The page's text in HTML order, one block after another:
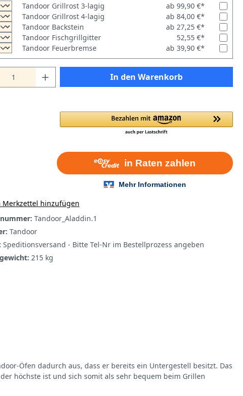
Tandoor Grillrost 3-lagig
ab 99,90 €*
Tandoor Grillrost 4-lagig
ab 84,00 €*
Tandoor Backstein
ab 27,25 €*
Tandoor Fischgrillgitter
52,55 €*
Tandoor Feuerbremse
ab 39,90 €*
In den Warenkorb
Merkzettel hinzufügen
Tandoor_Aladdin.1
Tandoor
Speditionsversand - Bitte Tel-Nr im Bestellprozess angeben
215 kg
Öfen dadurch aus, dass er bereits ein Untergestell besitzt. Das
höchste ist und sich somit als sehr bequem beim Grillen